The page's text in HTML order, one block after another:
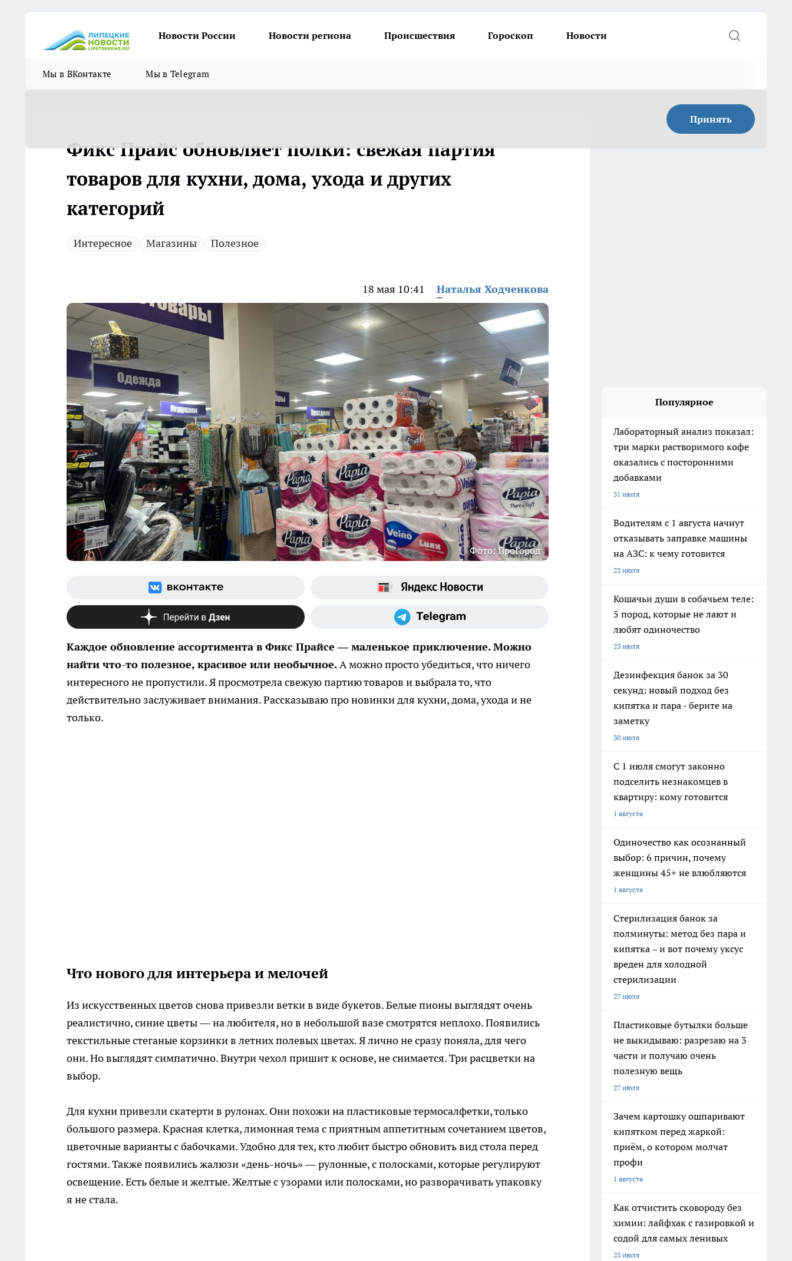
Новости России Новости региона Происшествия Гороскоп Новости
Мы в ВКонтакте Мы в Telegram
Принять
Фикс Прайс обновляет полки: свежая партия
товаров для кухни, дома, ухода и других
категорий
Интересное Магазины Полезное
18 мая 10:41 Наталья Ходченкова
Фото: ПроГород
Каждое обновление ассортимента в Фикс Прайсе — маленькое приключение. Можно
найти что-то полезное, красивое или необычное.А можно просто убедиться, что ничего
интересного не пропустили. Я просмотрела свежую партию товаров и выбрала то, что
действительно заслуживает внимания. Рассказываю про новинки для кухни, дома, ухода и не
только.
Что нового для интерьера и мелочей
Из искусственных цветов снова привезли ветки в виде букетов. Белые пионы выглядят очень
реалистично, синие цветы — на любителя, но в небольшой вазе смотрятся неплохо. Появились
текстильные стеганые корзинки в летних полевых цветах. Я лично не сразу поняла, для чего
они. Но выглядят симпатично. Внутри чехол пришит к основе, не снимается. Три расцветки на
выбор.
Для кухни привезли скатерти в рулонах. Они похожи на пластиковые термосалфетки, только
большого размера. Красная клетка, лимонная тема с приятным аппетитным сочетанием цветов,
цветочные варианты с бабочками. Удобно для тех, кто любит быстро обновить вид стола перед
гостями. Также появились жалюзи «день-ночь» — рулонные, с полосками, которые регулируют
освещение. Есть белые и желтые. Желтые с узорами или полосками, но разворачивать упаковку
я не стала.
Популярное
Лабораторный анализ показал:
три марки растворимого кофе
оказались с посторонними
добавками
31 июля
Водителям с 1 августа начнут
отказывать заправке машины
на АЗС: к чему готовится
22 июля
Кошачьи души в собачьем теле:
5 пород, которые не лают и
любят одиночество
23 июля
Дезинфекция банок за 30
секунд: новый подход без
кипятка и пара - берите на
заметку
30 июля
С 1 июля смогут законно
подселить незнакомцев в
квартиру: кому готовится
1 августа
Одиночество как осознанный
выбор: 6 причин, почему
женщины 45+ не влюбляются
1 августа
Стерилизация банок за
полминуты: метод без пара и
кипятка – и вот почему уксус
вреден для холодной
стерилизации
27 июля
Пластиковые бутылки больше
не выкидываю: разрезаю на 3
части и получаю очень
полезную вещь
27 июля
Зачем картошку ошпаривают
кипятком перед жаркой:
приём, о котором молчат
профи
1 августа
Как отчистить сковороду без
химии: лайфхак с газировкой и
содой для самых ленивых
23 июля